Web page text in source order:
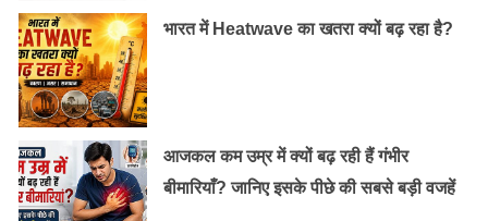
पहले थीं। उनके कथन सिर्फ बातें नहीं बल्‍कि जीवन जीने की कला
हैं।
भारत में Heatwave का खतरा क्यों बढ़ रहा है?
आजकल कम उम्र में क्यों बढ़ रही हैं गंभीर
बीमारियाँ? जानिए इसके पीछे की सबसे बड़ी वजहें